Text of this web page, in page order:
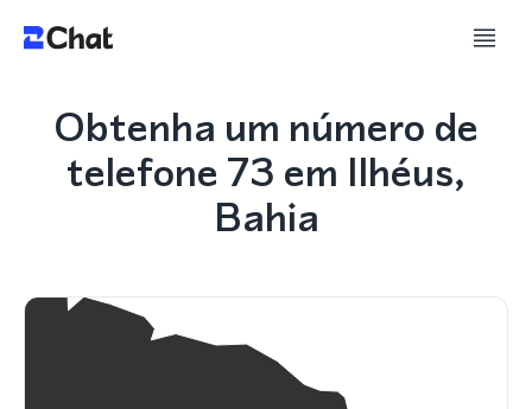
Obtenha um número de
telefone 73 em Ilhéus,
Bahia